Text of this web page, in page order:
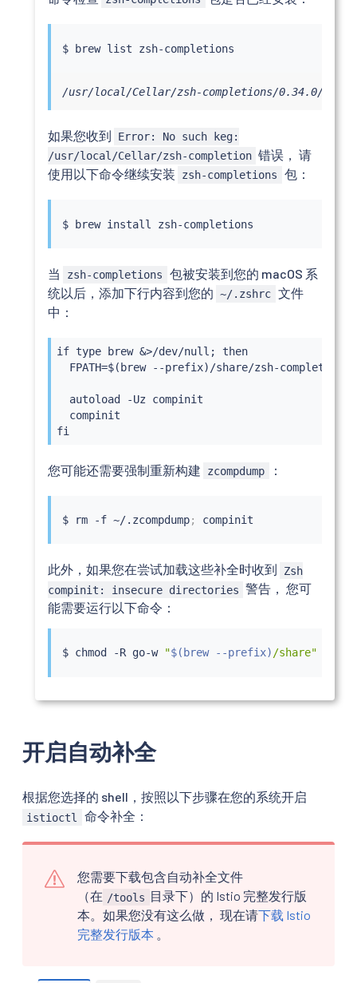
/usr/local/Cellar/zsh-completions/0.34.0/
如果您收到
Error: No such keg:
/usr/local/Cellar/zsh-completion 错误， 请
使用以下命令继续安装
zsh-completions 包：
$ brew install
当 zsh-completions
包被安装到您的 macOS 系
统以后，添加下行内容到您的 ~/.zshrc 文件
中：
if type brew &>/dev/null; then
FPATH=$(brew --prefix)/share/zsh-
  autoload -Uz compinit
  compinit
fi
您可能还需要强制重新构建 zcompdump ：
$ rm -f ~/.zcompdump;
此外，如果您在尝试加载这些补全时收到
Zsh
compinit: insecure directories 警告， 您可
能需要运行以下命令：
$ chmod -R go-w "$( brew --prefix)/share"
开启自动补全
根据您选择的 shell，按照以下步骤在您的系统开启
istioctl 命令补全：
您需要下载包含自动补全文件
（在 /tools 目录下）的 Istio 完整发行版
本。如果您没有这么做， 现在请下载 Istio
完整发行版本 。